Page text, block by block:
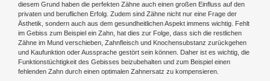
diesem Grund haben die perfekten Zähne auch einen großen Einfluss auf den
privaten und beruflichen Erfolg. Zudem sind Zähne nicht nur eine Frage der
Ästhetik, sondern auch aus dem gesundheitlichen Aspekt immens wichtig. Fehlt
im Gebiss zum Beispiel ein Zahn, hat dies zur Folge, dass sich die restlichen
Zähne im Mund verschieben, Zahnfleisch und Knochensubstanz zurückgehen
und Kaufunktion oder Aussprache gestört sein können. Daher ist es wichtig, die
Funktionstüchtigkeit des Gebisses beizubehalten und zum Beispiel einen
fehlenden Zahn durch einen optimalen Zahnersatz zu kompensieren.